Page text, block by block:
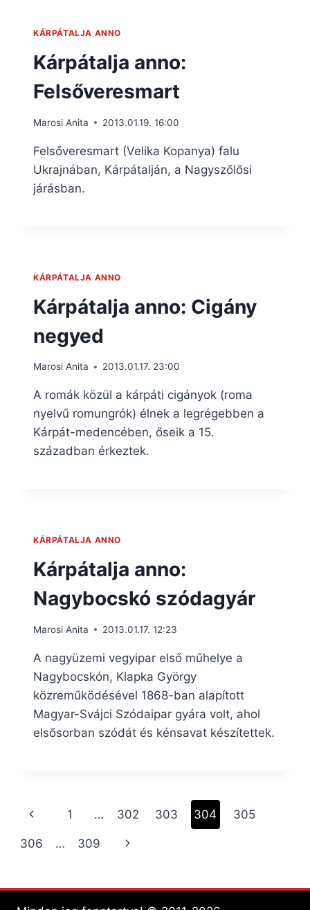
KÁRPÁTALJA ANNO
Kárpátalja anno:
Felsőveresmart
Marosi Anita 2013.01.19. 16:00
Felsőveresmart (Velika Kopanya) falu
Ukrajnában, Kárpátalján, a Nagyszőlősi
járásban.
KÁRPÁTALJA ANNO
Kárpátalja anno: Cigány
negyed
Marosi Anita 2013.01.17. 23:00
A romák közül a kárpáti cigányok (roma
nyelvű romungrók) élnek a legrégebben a
Kárpát-medencében, őseik a 15.
században érkeztek.
KÁRPÁTALJA ANNO
Kárpátalja anno:
Nagybocskó szódagyár
Marosi Anita 2013.01.17. 12:23
A nagyüzemi vegyipar első műhelye a
Nagybocskón, Klapka György
közreműködésével 1868-ban alapított
Magyar-Svájci Szódaipar gyára volt, ahol
elsősorban szódát és kénsavat készítettek.
Page
navigation
Previous
Page
1 … 302 303 304 305
306 … 309
Next